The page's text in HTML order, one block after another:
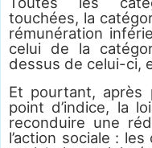
touchées, la
rémunération
celui de la
dessus de celui-ci,
Et pourtant,
point d’indice, la
reconduire une
l’action sociale :